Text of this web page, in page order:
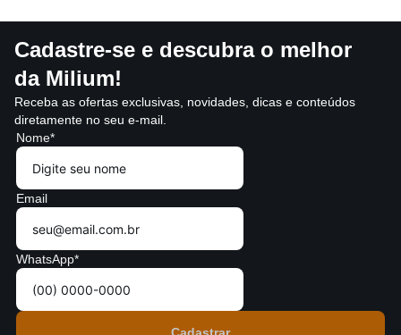
Cadastre-se e descubra o melhor
da Milium!
Receba as ofertas exclusivas, novidades, dicas e conteúdos
diretamente no seu e-mail.
Nome*
Email
WhatsApp*